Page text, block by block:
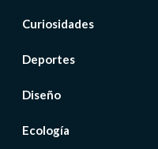
Curiosidades
Deportes
Diseño
Ecología